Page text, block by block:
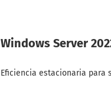
Windows Server
Eficiencia estacionaria para